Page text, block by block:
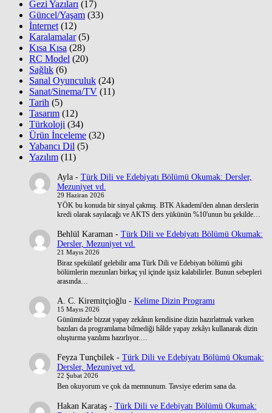
Gezi Yazıları (17)
Güncel/Yaşam (33)
İnternet (12)
Karalamalar(5)
Kısa Kısa (28)
RC Model (20)
Sağlık (6)
Sanal Oyunculuk (24)
Sanat/Sinema/TV (11)
Tarih (5)
Tasarım (12)
Türkoloji (34)
Ürün İnceleme (32)
Yabancı Dil (5)
Yazılım (11)
Ayla- Türk Dili ve Edebiyatı Bölümü Okumak: Dersler,
Mezuniyet vd.
29 Haziran 2026
YÖK bu konuda bir sinyal çakmış. BTK Akademi'den alınan derslerin
kredi olarak sayılacağı ve AKTS ders yükünün %10'unun bu şekilde…
Behlül Karaman- Türk Dili ve Edebiyatı Bölümü Okumak:
Dersler, Mezuniyet vd.
21 Mayıs 2026
Biraz spekülatif gelebilir ama Türk Dili ve Edebiyatı bölümü gibi
bölümlerin mezunları birkaç yıl içinde işsiz kalabilirler. Bunun sebepleri
arasında…
A. C. Kiremitçioğlu - Kelime Dizin Programı
15 Mayıs 2026
Günümüzde bizzat yapay zekânın kendisine dizin hazırlatmak varken
bazıları da programlama bilmediği hâlde yapay zekâyı kullanarak dizin
oluşturma yazılımı hazırlıyor.…
Feyza Tunçbilek- Türk Dili ve Edebiyatı Bölümü Okumak:
Dersler, Mezuniyet vd.
22 Şubat 2026
Ben okuyorum ve çok da memnunum. Tavsiye ederim sana da.
Hakan Karataş- Türk Dili ve Edebiyatı Bölümü Okumak: